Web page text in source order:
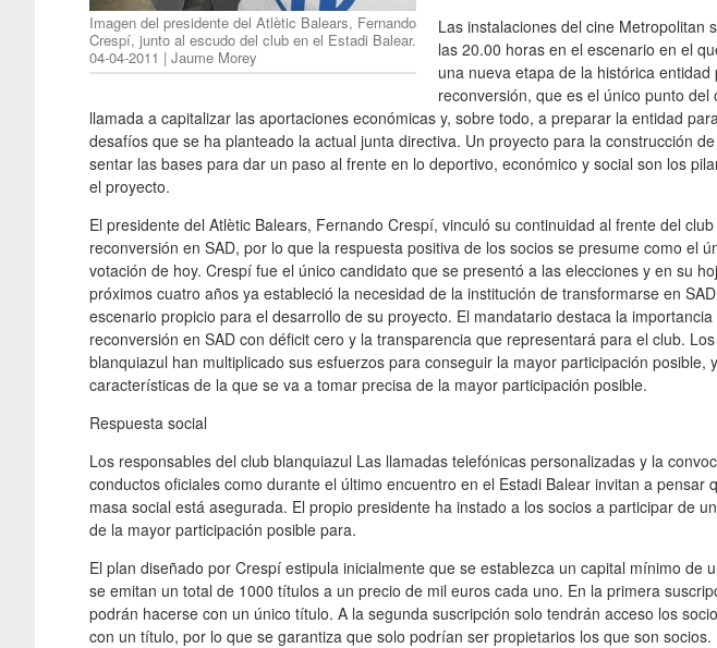
Imagen del presidente del Atlètic Balears, Fernando
Crespí, junto al escudo del club en el Estadi Balear.
04-04-2011 | Jaume Morey
Las instalaciones del cine Metropolitan
las 20.00 horas en el escenario en el
una nueva etapa de la histórica entidad
reconversión, que es el único punto del
llamada a capitalizar las aportaciones económicas y, sobre todo, a preparar la entidad
desafíos que se ha planteado la actual junta directiva. Un proyecto para la construcción
sentar las bases para dar un paso al frente en lo deportivo, económico y social son los
el proyecto.
El presidente del Atlètic Balears, Fernando Crespí, vinculó su continuidad al frente del
reconversión en SAD, por lo que la respuesta positiva de los socios se presume como el
votación de hoy. Crespí fue el único candidato que se presentó a las elecciones y en su
próximos cuatro años ya estableció la necesidad de la institución de transformarse en
escenario propicio para el desarrollo de su proyecto. El mandatario destaca la
reconversión en SAD con déficit cero y la transparencia que representará para el club.
blanquiazul han multiplicado sus esfuerzos para conseguir la mayor participación posible,
características de la que se va a tomar precisa de la mayor participación posible.
Respuesta social
Los responsables del club blanquiazul Las llamadas telefónicas personalizadas y la
conductos oficiales como durante el último encuentro en el Estadi Balear invitan a pensar
masa social está asegurada. El propio presidente ha instado a los socios a participar de
de la mayor participación posible para.
El plan diseñado por Crespí estipula inicialmente que se establezca un capital mínimo de
se emitan un total de 1000 títulos a un precio de mil euros cada uno. En la primera
podrán hacerse con un único título. A la segunda suscripción solo tendrán acceso los
con un título, por lo que se garantiza que solo podrían ser propietarios los que son socios.